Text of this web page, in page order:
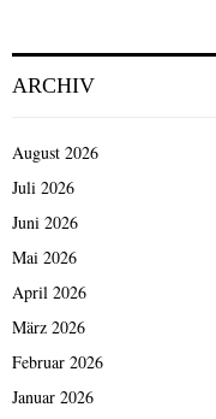
ARCHIV
August 2026
Juli 2026
Juni 2026
Mai 2026
April 2026
März 2026
Februar 2026
Januar 2026